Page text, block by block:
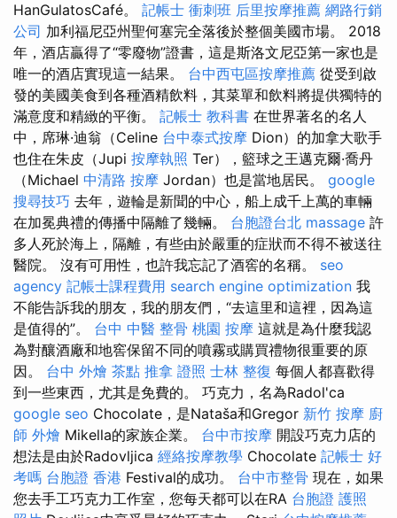
HanGulatosCafé。 記帳士 衝刺班 后里按摩推薦 網路行銷
公司 加利福尼亞州聖何塞完全落後於整個美國市場。 2018
年，酒店贏得了“零廢物”證書，這是斯洛文尼亞第一家也是
唯一的酒店實現這一結果。 台中西屯區按摩推薦 從受到啟
發的美國美食到各種酒精飲料，其菜單和飲料將提供獨特的
滿意度和精緻的平衡。 記帳士 教科書 在世界著名的名人
中，席琳·迪翁（Celine 台中泰式按摩 Dion）的加拿大歌手
也住在朱皮（Jupi 按摩執照 Ter），籃球之王邁克爾·喬丹
（Michael 中清路 按摩 Jordan）也是當地居民。 google
搜尋技巧 去年，遊輪是新聞的中心，船上成千上萬的車輛
在加冕典禮的傳播中隔離了幾輛。 台胞證台北 massage 許
多人死於海上，隔離，有些由於嚴重的症狀而不得不被送往
醫院。 沒有可用性，也許我忘記了酒窖的名稱。 seo
agency 記帳士課程費用 search engine optimization 我
不能告訴我的朋友，我的朋友們，“去這里和這裡，因為這
是值得的”。 台中 中醫 整骨 桃園 按摩 這就是為什麼我認
為對釀酒廠和地窖保留不同的噴霧或購買禮物很重要的原
因。 台中 外燴 茶點 推拿 證照 士林 整復 每個人都喜歡得
到一些東西，尤其是免費的。 巧克力，名為Radol'ca
google seo Chocolate，是Nataša和Gregor 新竹 按摩 廚
師 外燴 Mikella的家族企業。 台中市按摩 開設巧克力店的
想法是由於Radovljica 經絡按摩教學 Chocolate 記帳士 好
考嗎 台胞證 香港 Festival的成功。 台中市整骨 現在，如果
您去手工巧克力工作室，您每天都可以在RA 台胞證 護照